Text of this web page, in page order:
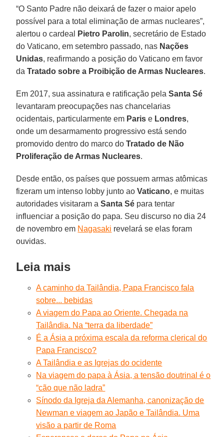
“O Santo Padre não deixará de fazer o maior apelo
possível para a total eliminação de armas nucleares”,
alertou o cardeal
Pietro Parolin, secretário de Estado
do Vaticano, em setembro passado, nas Nações
Unidas, reafirmando a posição do Vaticano em favor
daTratado sobre a Proibição de Armas Nucleares.
Em 2017, sua assinatura e ratificação pelaSanta Sé
levantaram preocupações nas chancelarias
ocidentais, particularmente em Paris e Londres,
onde um desarmamento progressivo está sendo
promovido dentro do marco doTratado de Não
Proliferação de Armas Nucleares.
Desde então, os países que possuem armas atômicas
fizeram um intenso lobby junto aoVaticano, e muitas
autoridades visitaram aSanta Sé para tentar
influenciar a posição do papa. Seu discurso no dia 24
de novembro em Nagasaki revelará se elas foram
ouvidas.
Leia mais
A caminho da Tailândia, Papa Francisco fala
sobre... bebidas
A viagem do Papa ao Oriente. Chegada na
Tailândia. Na “terra da liberdade”
É a Ásia a próxima escala da reforma clerical do
Papa Francisco?
A Tailândia e as Igrejas do ocidente
Na viagem do papa à Ásia, a tensão doutrinal é o
“cão que não ladra”
Sínodo da Igreja da Alemanha, canonização de
Newman e viagem ao Japão e Tailândia. Uma
visão a partir de Roma